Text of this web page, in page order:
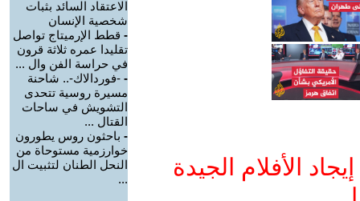
الأفلام الجيدة
الاعتقاد السائد بثبات
شخصية الإنسان
- قطط الإرميتاج تواصل
تقليدا عمره ثلاثة قرون
في حراسة الفن وال ...
- -فوردالاك-.. شاحنة
مسيرة روسية تتحدى
التشويش في ساحات
القتال ...
- باحثون روس يطورون
خوارزمية مستوحاة من
النحل الطنان لتثبيت ال
...